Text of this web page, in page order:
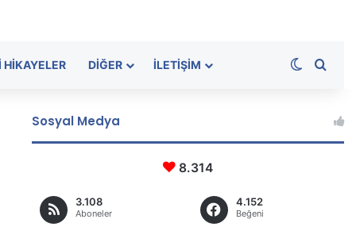
HIKAYELER DIĞER İLETIŞIM Dış
Sosyal Medya
8.314
3.108
Aboneler
4.152
Beğeni